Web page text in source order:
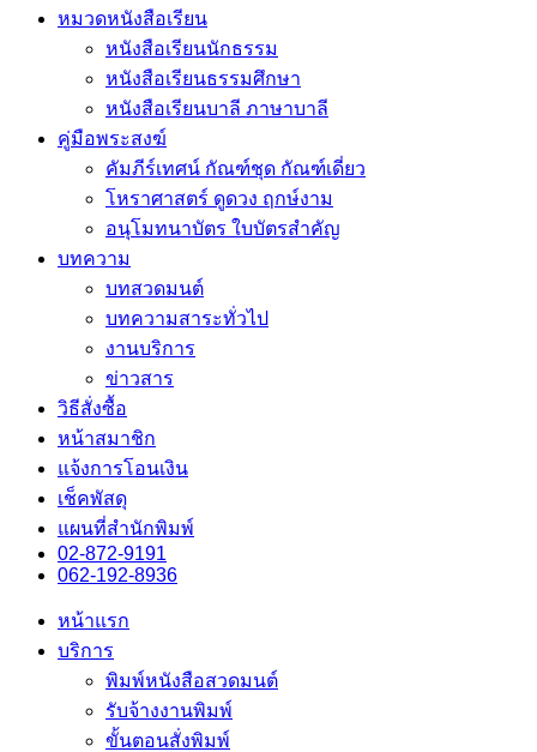
หมวดหนังสือเรียน
หนังสือเรียนนักธรรม
หนังสือเรียนธรรมศึกษา
หนังสือเรียนบาลี ภาษาบาลี
คู่มือพระสงฆ์
คัมภีร์เทศน์ กัณฑ์ชุด กัณฑ์เดี่ยว
โหราศาสตร์ ดูดวง ฤกษ์งาม
อนุโมทนาบัตร ใบบัตรสำคัญ
บทความ
บทสวดมนต์
บทความสาระทั่วไป
งานบริการ
ข่าวสาร
วิธีสั่งซื้อ
หน้าสมาชิก
แจ้งการโอนเงิน
เช็คพัสดุ
แผนที่สำนักพิมพ์
02-872-9191
062-192-8936
หน้าแรก
บริการ
พิมพ์หนังสือสวดมนต์
รับจ้างงานพิมพ์
ขั้นตอนสั่งพิมพ์